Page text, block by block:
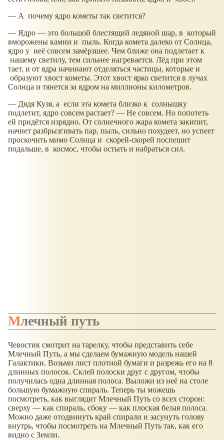
— А почему ядро кометы так светится?
— Ядро — это большой блестящий ледяной шар, в который
вморожены камни и пыль. Когда комета далеко от Солнца,
ядро у неё совсем замёрзшее. Чем ближе она подлетает к
нашему светилу, тем сильнее нагревается. Лёд при этом
тает, и от ядра начинают отделяться частицы, которые и
образуют хвост кометы. Этот хвост ярко светится в лучах
Солнца и тянется за ядром на миллионы километров.
— Дядя Кузя, а если эта комета близко к солнышку
подлетит, ядро совсем растает? — Не совсем. Но попотеть
ей придётся изрядно. От солнечного жара комета закипит,
начнет разбрызгивать пар, пыль, сильно похудеет, но успеет
проскочить мимо Солнца и скорей-скорей поспешит
подальше, в космос, чтобы остыть и набраться сил.
Млечный путь
Чевостик смотрит на тарелку, чтобы представить себе
Млечный Путь, а мы сделаем бумажную модель нашей
Галактики. Возьми лист плотной бумаги и разрежь его на 8
длинных полосок. Склей полоски друг с другом, чтобы
получилась одна длинная полоса. Выложи из неё на столе
большую бумажную спираль. Теперь ты можешь
посмотреть, как выглядит Млечный Путь со всех сторон:
сверху — как спираль, сбоку — как плоская белая полоса.
Можно даже отодвинуть край спирали и засунуть голову
внутрь, чтобы посмотреть на Млечный Путь так, как его
видно с Земли.